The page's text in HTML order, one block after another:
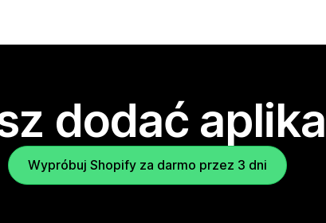
dodać
Wypróbuj Shopify za darmo przez 3 dni